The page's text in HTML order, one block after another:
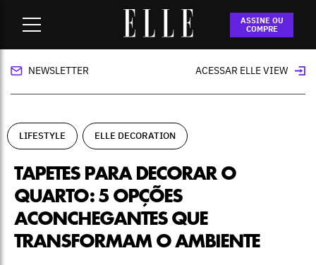
ASSINE OU
COMPRE
Tapetes para decorar o quarto: 5 opções
aconchegantes que transformam o ambiente
NEWSLETTER ACESSAR ELLE VIEW
LIFESTYLE ELLE DECORATION
TAPETES PARA DECORAR O
QUARTO: 5 OPÇÕES
ACONCHEGANTES QUE
TRANSFORMAM O AMBIENTE